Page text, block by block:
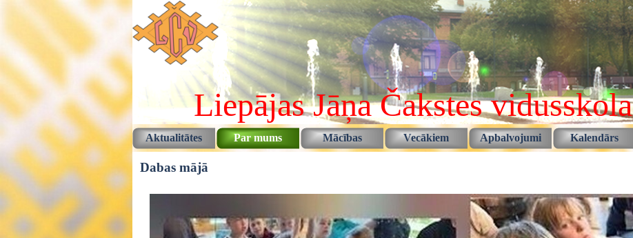
Pāriet uz saturu
Liepājas Jāņa Čakstes vidusskola
Izlaist izvēlni
Aktualitātes Par mums ▼
Mācības ▼
Vecākiem ▼
Apbalvojumi ▼
Kalendārs
Dabas mājā